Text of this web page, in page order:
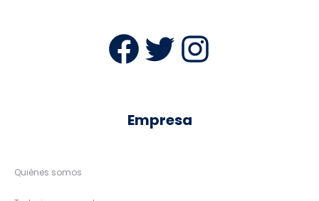
Facebook
Twitter
Empresa
Quiénes somos